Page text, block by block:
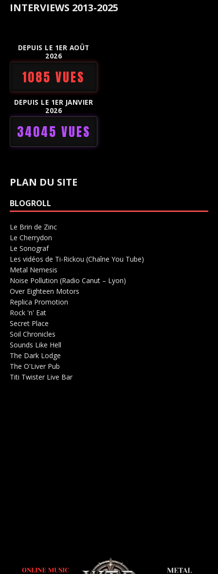
INTERVIEWS 2013-2025
DEPUIS LE 1ER AOÛT
2026
1085 VUES
DEPUIS LE 1ER JANVIER
2026
34045 VUES
PLAN DU SITE
BLOGROLL
Le Brin de Zinc
Le Cherrydon
Le SonografSalle de concerts 0
Les vidéos de Ti-Rickou (Chaîne You Tube)
Metal Nemesis
Noise Pollution (Radio Canut – Lyon)
Over Eighteen Motors
Replica Promotion
Rock 'n' Eat
Secret Place
Soil Chronicles
Sounds Like Hell
The Dark Lodge
The O'Liver Pub
Titi Twister Live Bar